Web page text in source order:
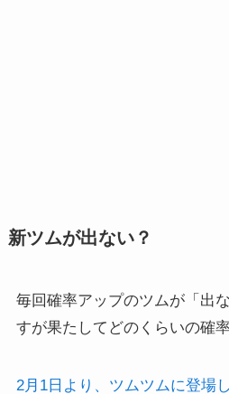
新ツムが出ない？
毎回確率アップのツムが「出
すが果たしてどのくらいの確
2月1日より、ツムツムに登場